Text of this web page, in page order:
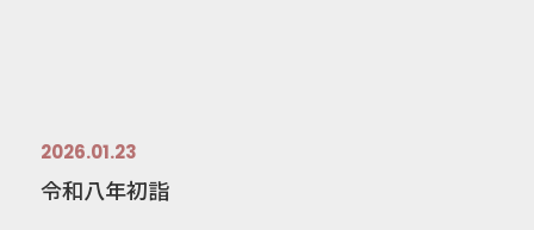
2026.01.23
令和八年初詣